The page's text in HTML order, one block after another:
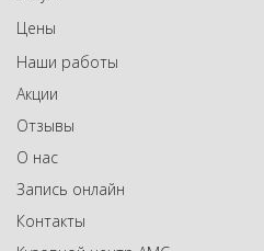
Цены
Наши работы
Акции
Отзывы
О нас
Запись онлайн
Контакты